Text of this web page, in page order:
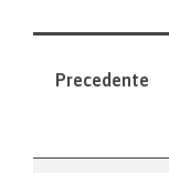
Precedente